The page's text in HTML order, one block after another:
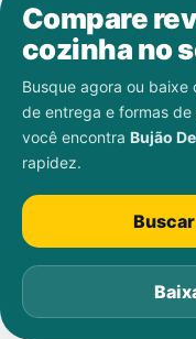
Compare
cozinha no
Busque agora ou
de entrega e formas de
você encontra Bujão
rapidez.